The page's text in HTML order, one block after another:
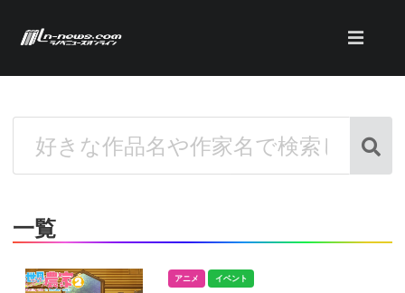
一覧
アニメ イベント